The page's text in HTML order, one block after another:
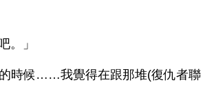
。」
時候……我覺得在跟那堆(復仇者聯